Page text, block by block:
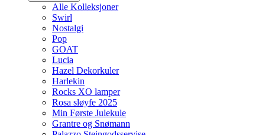
Alle Kolleksjoner
Swirl
Nostalgi
Pop
GOAT
Lucia
Hazel Dekorkuler
Harlekin
Rocks XO lamper
Rosa sløyfe 2025
Min Første Julekule
Grantre og Snømann